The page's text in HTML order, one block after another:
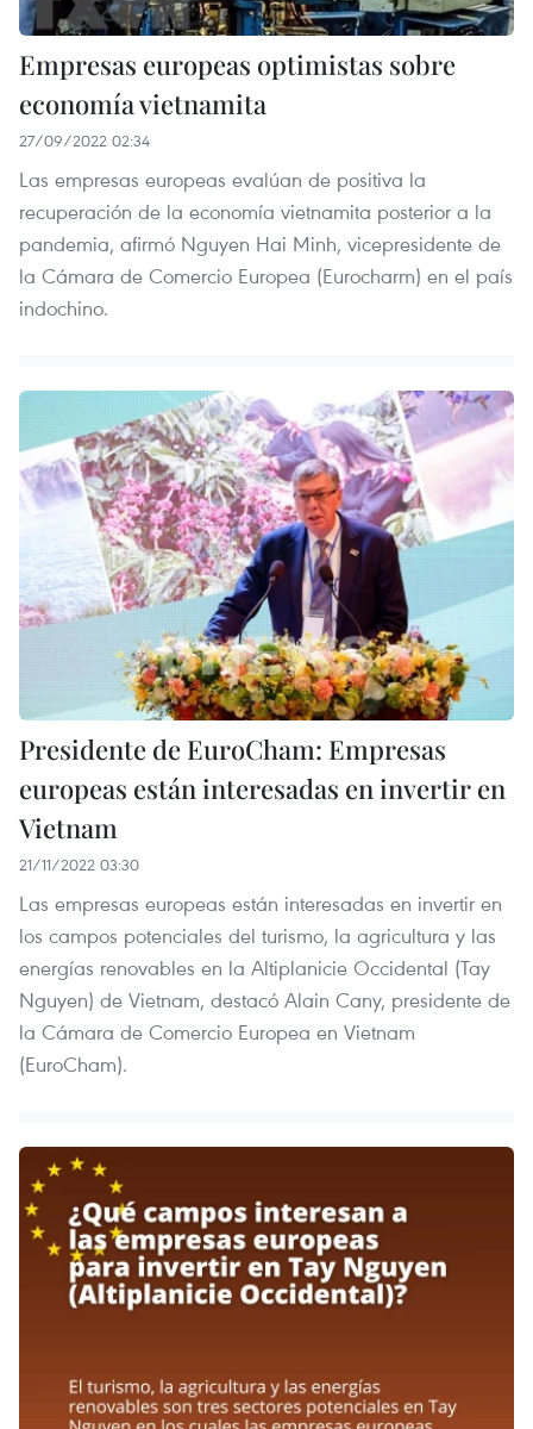
Empresas europeas optimistas sobre
economía vietnamita
27/09/2022 02:34
Las empresas europeas evalúan de positiva la
recuperación de la economía vietnamita posterior a la
pandemia, afirmó Nguyen Hai Minh, vicepresidente de
la Cámara de Comercio Europea (Eurocharm) en el país
indochino.
Presidente de EuroCham: Empresas
europeas están interesadas en invertir en
Vietnam
21/11/2022 03:30
Las empresas europeas están interesadas en invertir en
los campos potenciales del turismo, la agricultura y las
energías renovables en la Altiplanicie Occidental (Tay
Nguyen) de Vietnam, destacó Alain Cany, presidente de
la Cámara de Comercio Europea en Vietnam
(EuroCham).